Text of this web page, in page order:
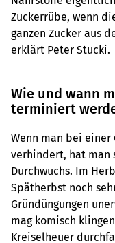
Zuckerrübe, wenn
ganzen Zucker aus
erklärt Peter Stucki.
Wie und wann
terminiert
Wenn man bei einer
verhindert, hat man
Durchwuchs. Im
Spätherbst noch
Gründüngungen
mag komisch
Kreiselheuer